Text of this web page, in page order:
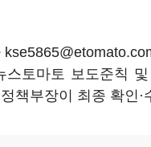
스토마토 보도준칙
책부장이 최종 확인·